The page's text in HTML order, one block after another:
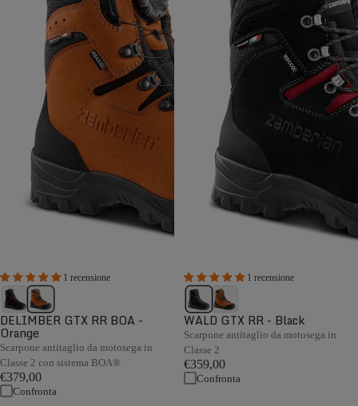
1 recensione
DELIMBER GTX RR BOA -
Orange
Scarpone antitaglio da motosega in
Classe 2 con sistema BOA®
€379,00
Confronta
1 recensione
WALD GTX RR - Black
Scarpone antitaglio da motosega in
Classe 2
€359,00
Confronta